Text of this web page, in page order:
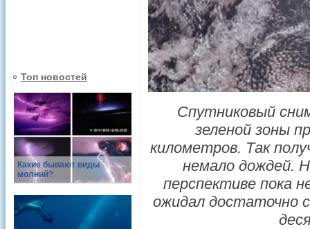
Топ новостей
Какие бывают виды
молний?
Спутниковый
зеленой зоны
километров. Так
немало дождей.
перспективе пока
ожидал достаточно